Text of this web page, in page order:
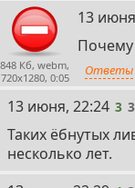
848 Кб, webm,
720x1280, 0:05
2
13
Почему
Ответы
3
13 июня, 22:24 3
Таких ёбнутых
несколько лет.